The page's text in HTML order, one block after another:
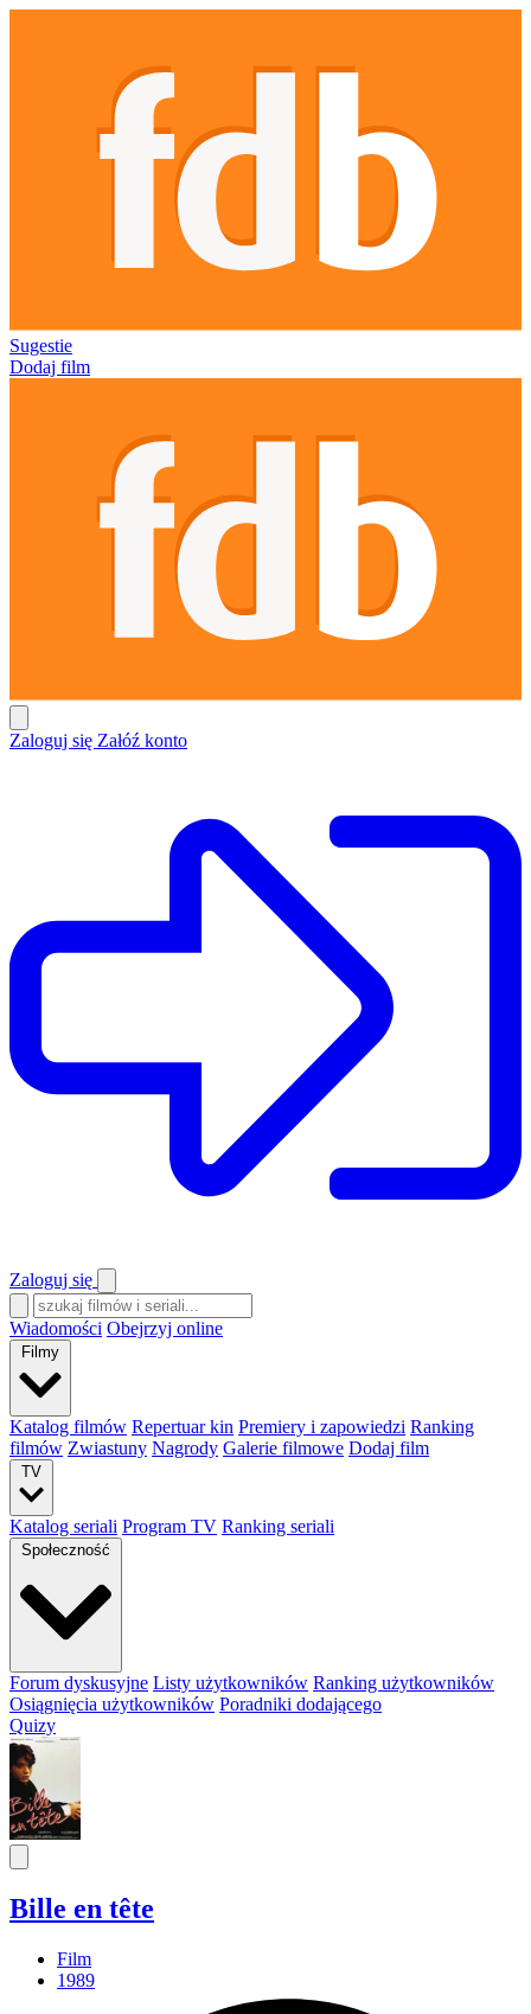
Sugestie
Dodaj film
Zaloguj się Załóź konto
Zaloguj się
Wiadomości Obejrzyj online
Filmy
Katalog filmów Repertuar kin Premiery i zapowiedzi Ranking
filmów Zwiastuny Nagrody Galerie filmowe Dodaj film
TV
Katalog seriali Program TV Ranking seriali
Społeczność
Forum dyskusyjne Listy użytkowników Ranking użytkowników
Osiągnięcia użytkowników Poradniki dodającego
Quizy
Bille en tête
Film
1989